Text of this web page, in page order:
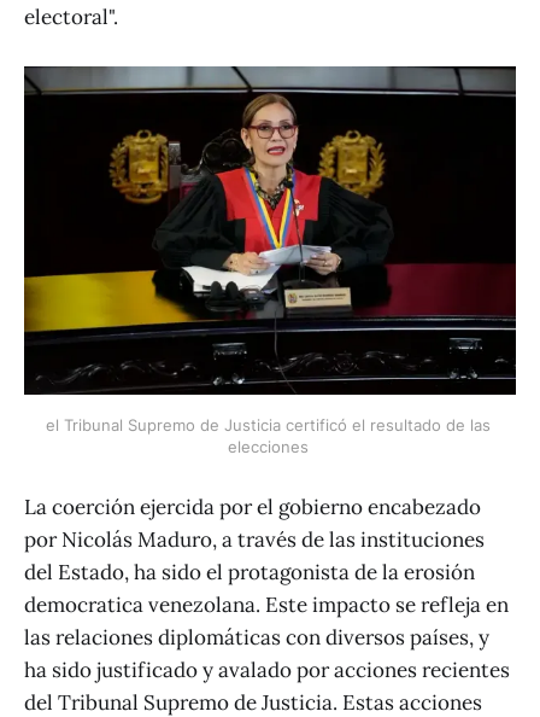
electoral".
el Tribunal Supremo de Justicia certificó el resultado de las
elecciones
La coerción ejercida por el gobierno encabezado
por Nicolás Maduro, a través de las instituciones
del Estado, ha sido el protagonista de la erosión
democratica venezolana. Este impacto se refleja en
las relaciones diplomáticas con diversos países, y
ha sido justificado y avalado por acciones recientes
del Tribunal Supremo de Justicia. Estas acciones